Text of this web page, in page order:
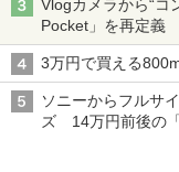
Vlogカメラから“
Pocket」を再定義
3万円で買える
ソニーからフルサ
ズ 14万円前後の